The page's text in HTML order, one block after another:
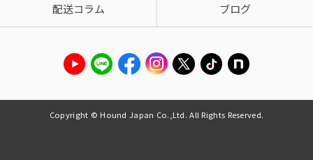
配送コラム ブログ
Copyright © Hound Japan Co.,Ltd. All Rights Reserved.